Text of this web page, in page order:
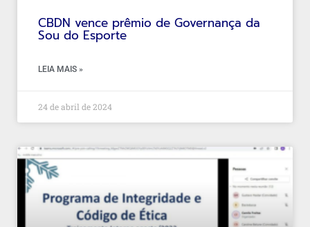
CBDN vence prêmio de Governança da
Sou do Esporte
LEIA MAIS »
24 de abril de 2024